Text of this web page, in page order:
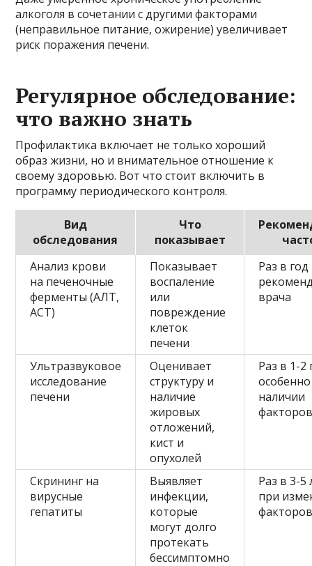
алкоголя в сочетании с другими факторами
(неправильное питание, ожирение) увеличивает
риск поражения печени.
Регулярное обследование:
что важно знать
Профилактика включает не только хороший
образ жизни, но и внимательное отношение к
своему здоровью. Вот что стоит включить в
программу периодического контроля.
Вид
обследования
Что
показывает
Анализ крови
на печеночные
ферменты (АЛТ,
АСТ)
Показывает
воспаление
или
повреждение
клеток
печени
Раз в
врача
Ультразвуковое
исследование
печени
Оценивает
структуру и
наличие
жировых
отложений,
кист и
опухолей
Раз в 1-2
наличии
Скрининг на
вирусные
гепатиты
Выявляет
инфекции,
которые
могут долго
протекать
бессимптомно
Раз в 3-5
при